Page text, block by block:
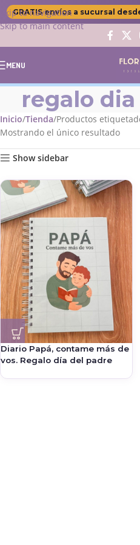
Skip to navigation
Skip to main content
GRATIS envíos a sucursal
MENU
regalo
Inicio Tienda Productos
Mostrando el único resultado
Show sidebar
Diario Papá, contame más de
vos. Regalo día del padre